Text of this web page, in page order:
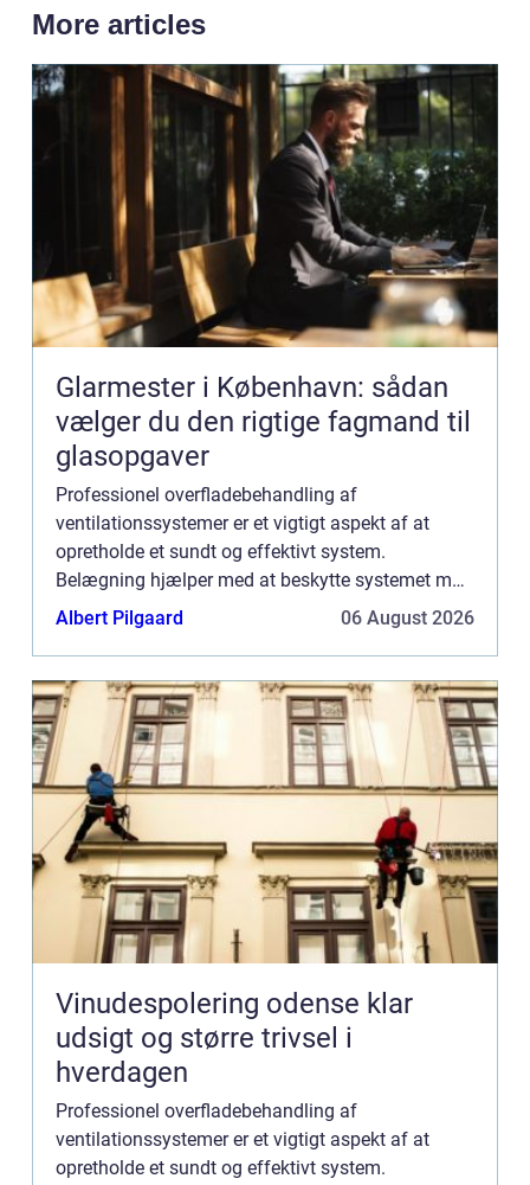
More articles
Glarmester i København: sådan
vælger du den rigtige fagmand til
glasopgaver
Professionel overfladebehandling af
ventilationssystemer er et vigtigt aspekt af at
opretholde et sundt og effektivt system.
Belægning hjælper med at beskytte systemet mod
støv, snavs og andre skadelige stoffer, der kan
Albert Pilgaard 06 August 2026
Vinudespolering odense klar
udsigt og større trivsel i
hverdagen
Professionel overfladebehandling af
ventilationssystemer er et vigtigt aspekt af at
opretholde et sundt og effektivt system.